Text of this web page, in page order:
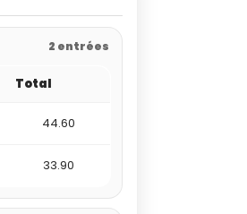
2 entrées
Total
44.60
33.90